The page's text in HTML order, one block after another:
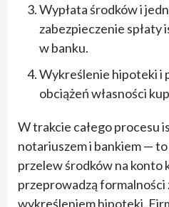
Wypłata środków i
zabezpieczenie spłaty
w banku.
Wykreślenie hipoteki i
obciążeń własności
W trakcie całego procesu
notariuszem i bankiem —
przelew środków na konto
przeprowadzą formalności
wykreśleniem hipoteki.